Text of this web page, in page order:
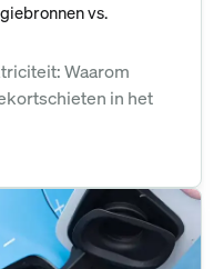
vs.
Waarom
in het